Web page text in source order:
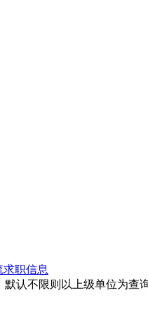
求职信息
默认不限则以上级单位为查